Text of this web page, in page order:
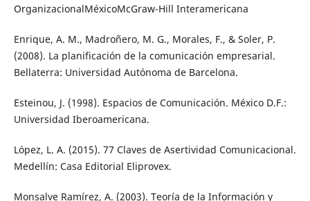
OrganizacionalMéxicoMcGraw-Hill Interamericana
Enrique, A. M., Madroñero, M. G., Morales, F., & Soler, P.
(2008). La planificación de la comunicación empresarial.
Bellaterra: Universidad Autónoma de Barcelona.
Esteinou, J. (1998). Espacios de Comunicación. México D.F.:
Universidad Iberoamericana.
López, L. A. (2015). 77 Claves de Asertividad Comunicacional.
Medellín: Casa Editorial Eliprovex.
Monsalve Ramírez, A. (2003). Teoría de la Información y